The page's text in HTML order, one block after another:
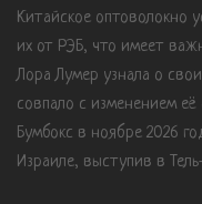
Китайское оптоволокно
их от РЭБ, что имеет
Лора Лумер узнала о
совпало с изменением
Бумбокс в ноябре 2026
Израиле, выступив в